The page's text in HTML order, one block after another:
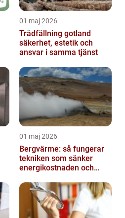
01 maj 2026
Trädfällning gotland
säkerhet, estetik och
ansvar i samma tjänst
01 maj 2026
Bergvärme: så fungerar
tekniken som sänker
energikostnaden och